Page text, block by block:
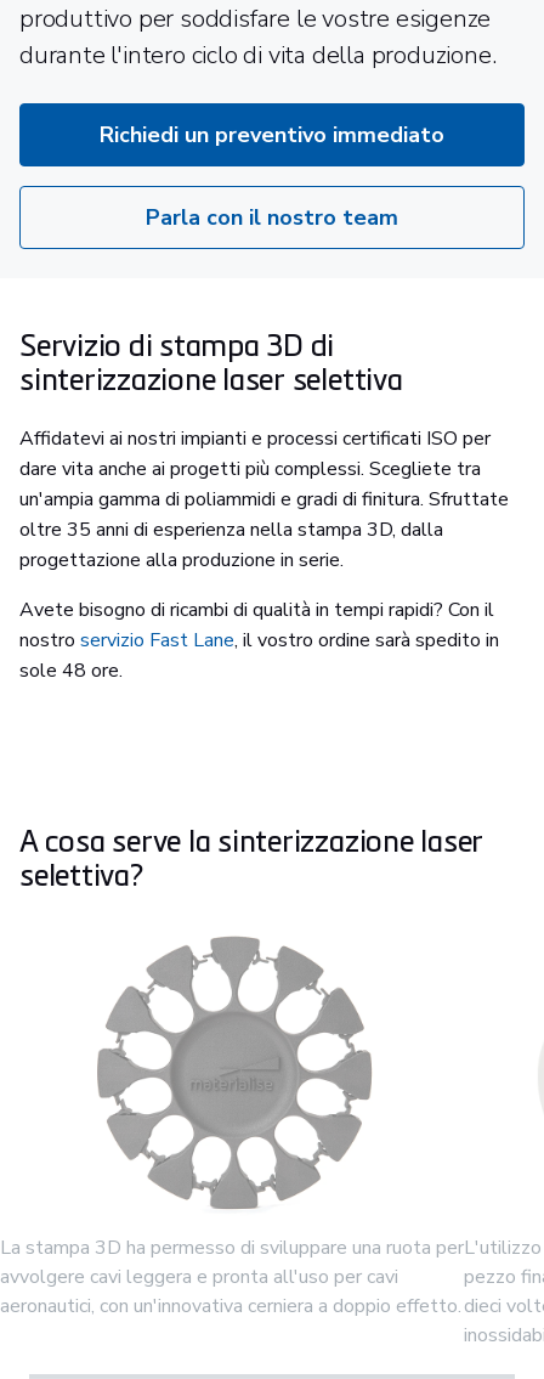
produttivo per soddisfare le vostre esigenze
durante l'intero ciclo di vita della produzione.
Richiedi un preventivo immediato
Parla con il nostro team
Servizio di stampa 3D di
sinterizzazione laser selettiva
Affidatevi ai nostri impianti e processi certificati ISO per
dare vita anche ai progetti più complessi. Scegliete tra
un'ampia gamma di poliammidi e gradi di finitura. Sfruttate
oltre 35 anni di esperienza nella stampa 3D, dalla
progettazione alla produzione in serie.
Avete bisogno di ricambi di qualità in tempi rapidi? Con il
nostro servizio Fast Lane, il vostro ordine sarà spedito in
sole 48 ore.
A cosa serve la sinterizzazione laser
selettiva?
La stampa 3D ha permesso di sviluppare una ruota per
avvolgere cavi leggera e pronta all'uso per cavi
aeronautici, con un'innovativa cerniera a doppio effetto.
pezzo
dieci